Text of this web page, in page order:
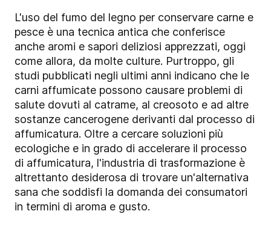
L'uso del fumo del legno per conservare carne e
pesce è una tecnica antica che conferisce
anche aromi e sapori deliziosi apprezzati, oggi
come allora, da molte culture. Purtroppo, gli
studi pubblicati negli ultimi anni indicano che le
carni affumicate possono causare problemi di
salute dovuti al catrame, al creosoto e ad altre
sostanze cancerogene derivanti dal processo di
affumicatura. Oltre a cercare soluzioni più
ecologiche e in grado di accelerare il processo
di affumicatura, l'industria di trasformazione è
altrettanto desiderosa di trovare un'alternativa
sana che soddisfi la domanda dei consumatori
in termini di aroma e gusto.